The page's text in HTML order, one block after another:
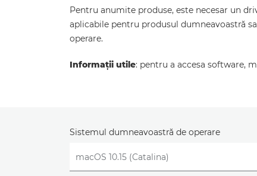
Pentru anumite produse, este necesar un
aplicabile pentru produsul dumneavoastră
operare.
Informaţii utile: pentru a accesa software,
Sistemul dumneavoastră de operare